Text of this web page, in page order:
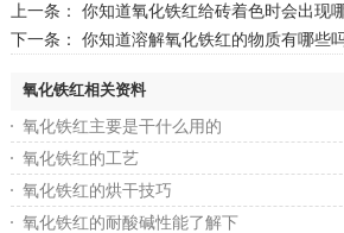
上一条： 你知道氧化铁红给砖着色时会出现
下一条： 你知道溶解氧化铁红的物质有哪些
氧化铁红相关资料
氧化铁红主要是干什么用的
氧化铁红的工艺
氧化铁红的烘干技巧
氧化铁红的耐酸碱性能了解下